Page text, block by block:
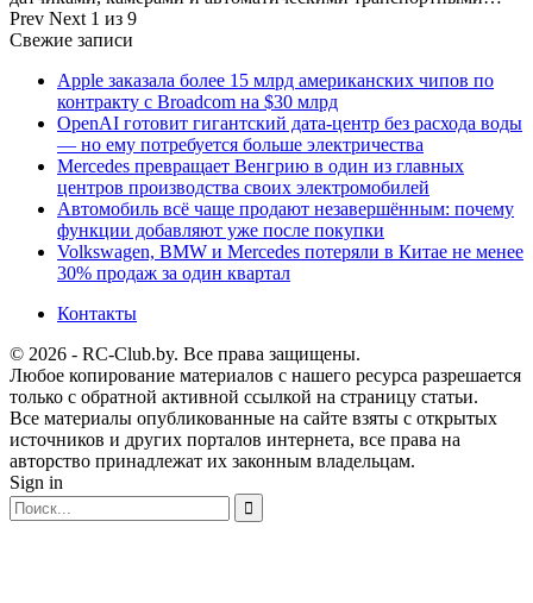
Prev Next 1 из 9
Свежие записи
Apple заказала более 15 млрд американских чипов по
контракту с Broadcom на $30 млрд
OpenAI готовит гигантский дата-центр без расхода воды
— но ему потребуется больше электричества
Mercedes превращает Венгрию в один из главных
центров производства своих электромобилей
Автомобиль всё чаще продают незавершённым: почему
функции добавляют уже после покупки
Volkswagen, BMW и Mercedes потеряли в Китае не менее
30% продаж за один квартал
Контакты
© 2026 - RC-Club.by. Все права защищены.
Любое копирование материалов с нашего ресурса разрешается
только с обратной активной ссылкой на страницу статьи.
Все материалы опубликованные на сайте взяты с открытых
источников и других порталов интернета, все права на
авторство принадлежат их законным владельцам.
Sign in